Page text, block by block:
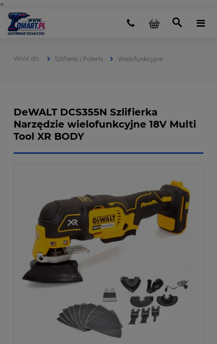
<
Szlifierki i Polerki Wielofunkcyjne
DeWALT DCS355N Szlifierka
Narzędzie wielofunkcyjne 18V Multi
Tool XR BODY